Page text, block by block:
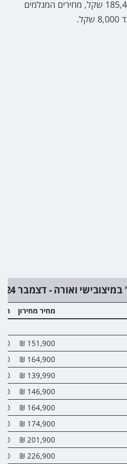
מ-155,490 שקל עד 185,490 שקל, מחירים המגלמים
ואורה - דצמבר 2024
מחיר מחירון
151,900 ₪
₪
164,900 ₪
₪
139,990 ₪
₪
146,900 ₪
₪
164,900 ₪
₪
174,900 ₪
₪
201,900 ₪
₪
226,900 ₪
₪